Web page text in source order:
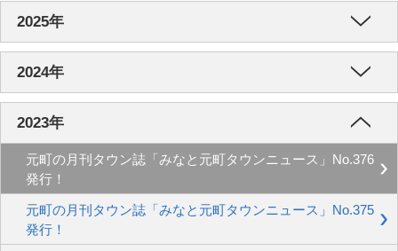
2025年
2024年
2023年
元町の月刊タウン誌「みなと元町タウンニュース」No.376
発行！
元町の月刊タウン誌「みなと元町タウンニュース」No.375
発行！